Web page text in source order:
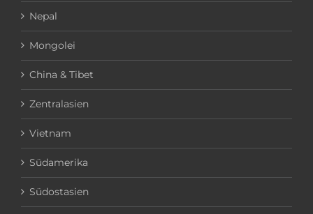
Nepal
Mongolei
China & Tibet
Zentralasien
Vietnam
Südamerika
Südostasien